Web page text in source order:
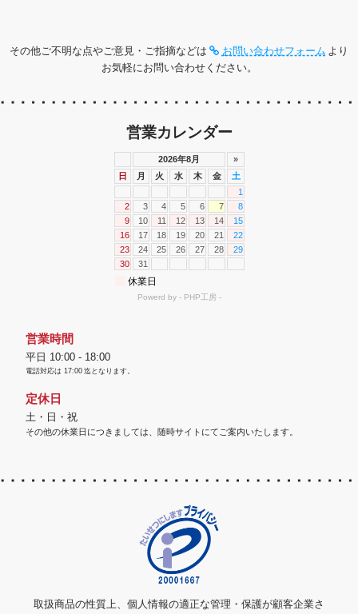
その他ご不明な点やご意見・ご指摘などは お問い合わせフォーム より
お気軽にお問い合わせください。
営業カレンダー
営業時間
平日 10:00 - 18:00
電話対応は 17:00 迄となります。
定休日
土・日・祝
その他の休業日につきましては、随時サイトにてご案内いたします。
取扱商品の性質上、個人情報の適正な管理・保護が顧客企業さ